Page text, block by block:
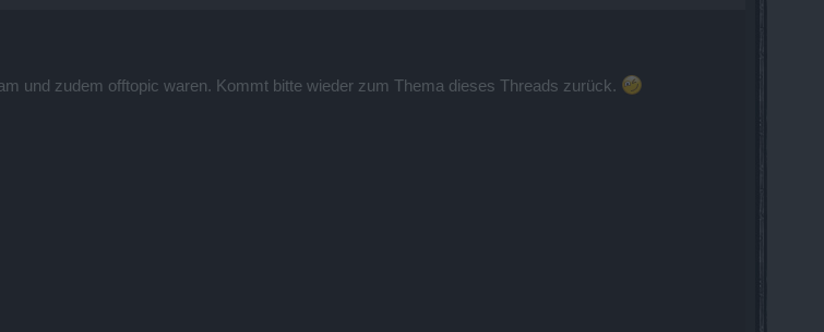
und zudem offtopic waren. Kommt bitte wieder zum Thema dieses Threads zurück.